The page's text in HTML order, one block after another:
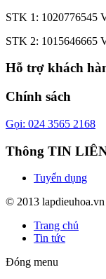
STK 1: 1020776545
STK 2: 1015646665
Hỗ trợ khách
Chính sách
Gọi: 024 3565 2168
Thông TIN
Tuyển dụng
© 2013 lapdieuhoa.vn
Trang chủ
Tin tức
Đóng menu